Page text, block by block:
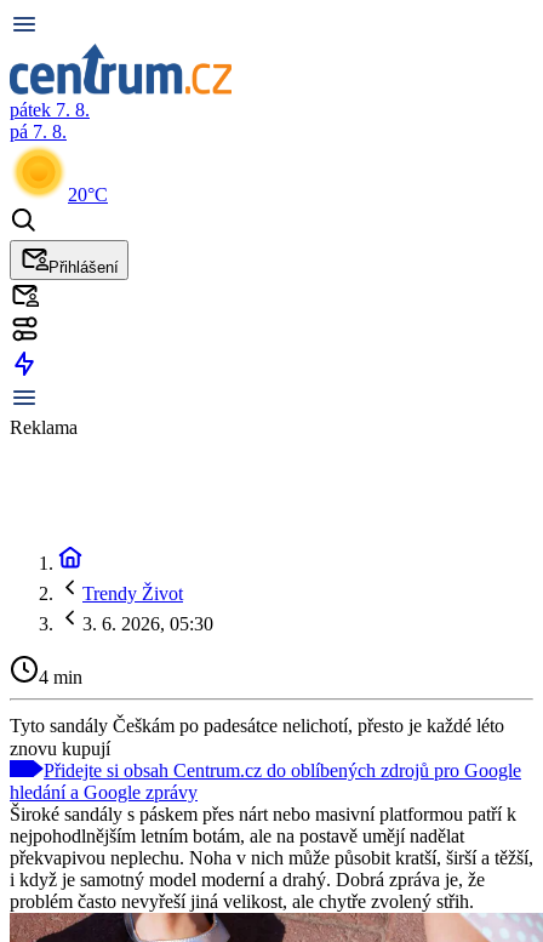
pátek 7. 8.
pá 7. 8.
20°C
Přihlášení
Reklama
Trendy Život
3. 6. 2026, 05:30
4 min
Tyto sandály Češkám po padesátce nelichotí, přesto je každé léto
znovu kupují
Přidejte si obsah Centrum.cz do oblíbených zdrojů pro Google
hledání a Google zprávy
Široké sandály s páskem přes nárt nebo masivní platformou patří k
nejpohodlnějším letním botám, ale na postavě umějí nadělat
překvapivou neplechu. Noha v nich může působit kratší, širší a těžší,
i když je samotný model moderní a drahý. Dobrá zpráva je, že
problém často nevyřeší jiná velikost, ale chytře zvolený střih.